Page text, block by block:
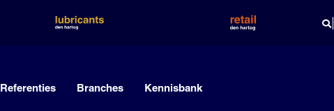
|
Referenties Branches Kennisbank